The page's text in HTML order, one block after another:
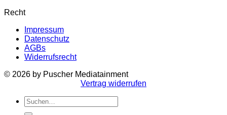
Recht
Impressum
Datenschutz
AGBs
Widerrufsrecht
© 2026 by Puscher Mediatainment
Vertrag widerrufen
Suchen
nach: